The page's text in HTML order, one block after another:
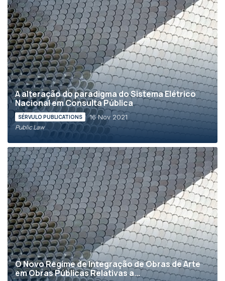
A alteração do paradigma do Sistema Elétrico
Nacional em Consulta Pública
SÉRVULO PUBLICATIONS 16 Nov 2021
Public Law
O Novo Regime de Integração de Obras de Arte
em Obras Públicas Relativas a...